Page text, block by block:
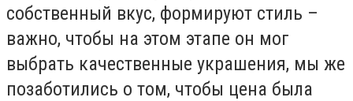
собственный вкус, формируют стиль –
важно, чтобы на этом этапе он мог
выбрать качественные украшения, мы же
позаботились о том, чтобы цена была